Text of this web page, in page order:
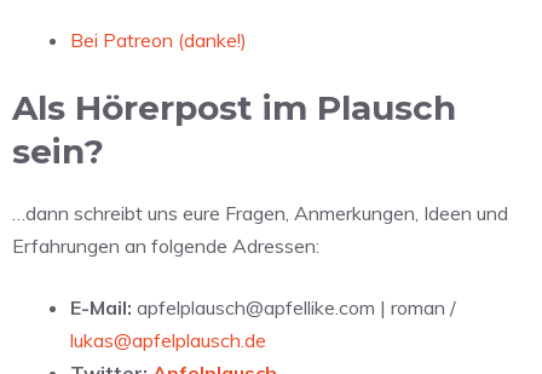
Bei Patreon (danke!)
Als Hörerpost im Plausch
sein?
…dann schreibt uns eure Fragen, Anmerkungen, Ideen und
Erfahrungen an folgende Adressen:
E-Mail: apfelplausch@apfellike.com | roman /
lukas@apfelplausch.de